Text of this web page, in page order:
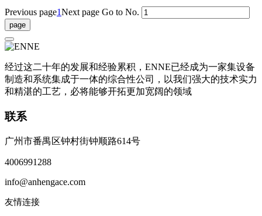
Previous page1Next page Go to No.
经过这二十年的发展和经验累积，ENNE已经成为一家集设备
制造和系统集成于一体的综合性公司，以我们强大的技术实力
和精湛的工艺，必将能够开拓更加宽阔的领域
联系
广州市番禺区钟村街钟顺路614号
4006991288
info@anhengace.com
友情连接